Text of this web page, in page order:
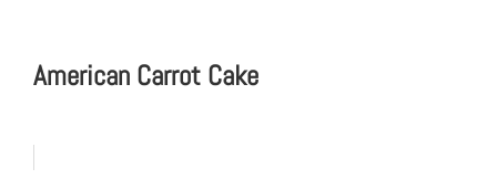
American Carrot Cake